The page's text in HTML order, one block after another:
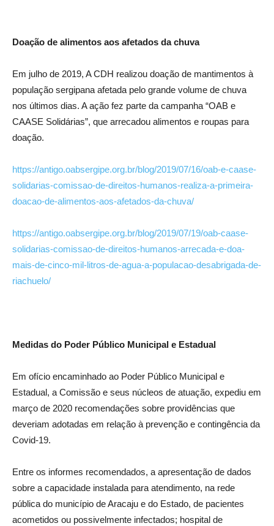
Doação de alimentos aos afetados da chuva
Em julho de 2019, A CDH realizou doação de mantimentos à
população sergipana afetada pelo grande volume de chuva
nos últimos dias. A ação fez parte da campanha “OAB e
CAASE Solidárias”, que arrecadou alimentos e roupas para
doação.
https://antigo.oabsergipe.org.br/blog/2019/07/16/oab-e-caase-
solidarias-comissao-de-direitos-humanos-realiza-a-primeira-
doacao-de-alimentos-aos-afetados-da-chuva/
https://antigo.oabsergipe.org.br/blog/2019/07/19/oab-caase-
solidarias-comissao-de-direitos-humanos-arrecada-e-doa-
mais-de-cinco-mil-litros-de-agua-a-populacao-desabrigada-de-
riachuelo/
Medidas do Poder Público Municipal e Estadual
Em ofício encaminhado ao Poder Público Municipal e
Estadual, a Comissão e seus núcleos de atuação, expediu em
março de 2020 recomendações sobre providências que
deveriam adotadas em relação à prevenção e contingência da
Covid-19.
Entre os informes recomendados, a apresentação de dados
sobre a capacidade instalada para atendimento, na rede
pública do município de Aracaju e do Estado, de pacientes
acometidos ou possivelmente infectados; hospital de